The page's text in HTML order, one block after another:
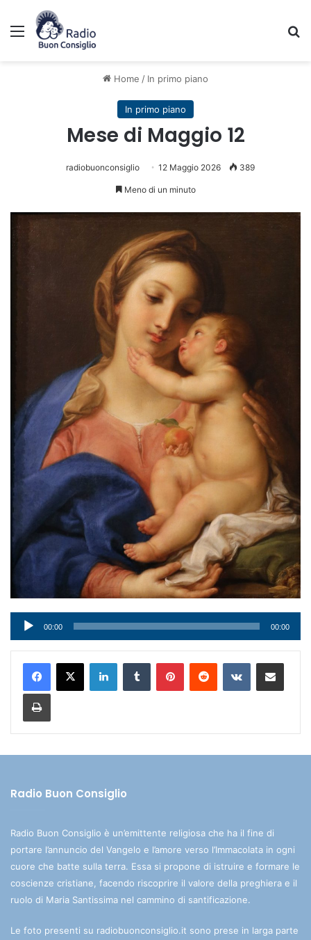
Menu
Home / In primo piano
In primo piano
Mese di Maggio 12
radiobuonconsiglio 12 Maggio 2026 389
Meno di un minuto
Audio
Player
00:00 00:00
Radio Buon Consiglio
Radio Buon Consiglio è un’emittente religiosa che ha il fine di
portare l’annuncio del Vangelo e l’amore verso l’Immacolata in ogni
cuore che batte sulla terra. Essa si propone di istruire e formare le
coscienze cristiane, facendo riscoprire il valore della preghiera e il
ruolo di Maria Santissima nel cammino di santificazione.
Le foto presenti su radiobuonconsiglio.it sono prese in larga parte